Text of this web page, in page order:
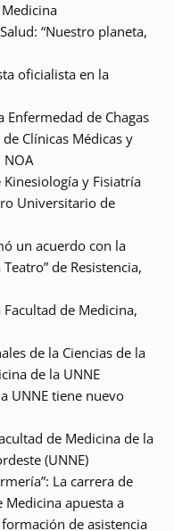
“Nuestro planeta,
oficialista en la
de Chagas
de Clínicas Médicas y
NOA
y Fisiatría
Universitario de
un acuerdo con la
de Resistencia,
de Medicina,
de la Ciencias de la
de la UNNE
UNNE tiene nuevo
de Medicina de la
(UNNE)
La carrera de
Medicina apuesta a
de asistencia